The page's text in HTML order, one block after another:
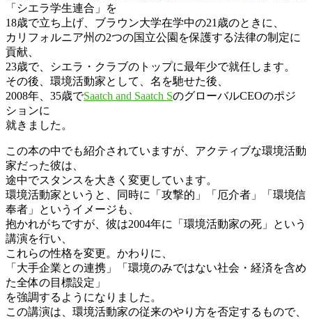
「シエラ学生連合」を
18歳で立ち上げ、ブラウン大学在学中の21歳のときに、
カリフォルニア州の2つの国立公園を保護する法律の制定に
貢献、
23歳で、シエラ・クラブのトップに最年少で就任します。
その後、環境活動家として、名を馳せた後、
2008年、35歳でSaatch and Saatch SのグローバルCEOのポジ
ションに
就きました。
この本の中でも紹介されていますが、アクティブな環境活動
家だった彼は、
途中でスタンスを大きく変更しています。
環境活動家というと、同時に「攻撃的」「厄介者」「環境信
奉者」というイメージも、
抱かれがちですが、彼は2004年に「環境活動家の死」という
講演を行い、
これらの性格を変更。かわりに、
「大手企業との連携」「環境のみではない社会・経済を含め
た全体の目標設定」
を強調するようになりました。
この講演は、環境活動家の従来のやり方を否定するもので、